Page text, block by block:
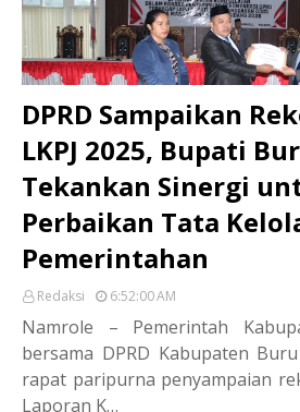
DPRD Sampaikan
LKPJ 2025, Bupati
Tekankan Sinergi
Perbaikan Tata
Pemerintahan
Redaksi 6:52:00 AM
Namrole – Pemerintah
bersama DPRD Kabupaten
rapat paripurna penyampaian
Laporan K…